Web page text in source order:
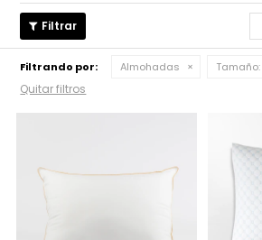
Filtrando por: Almohadas Tamaño:
Quitar filtros